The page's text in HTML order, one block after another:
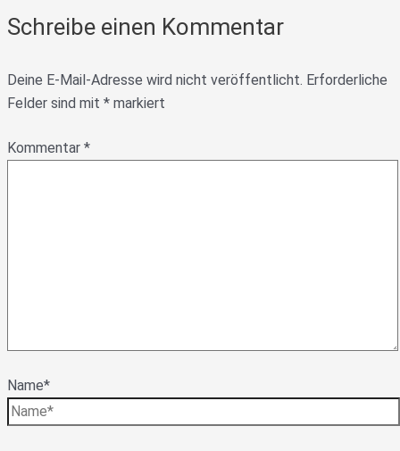
Schreibe einen Kommentar
Deine E-Mail-Adresse wird nicht veröffentlicht. Erforderliche
Felder sind mit * markiert
Kommentar *
Name*